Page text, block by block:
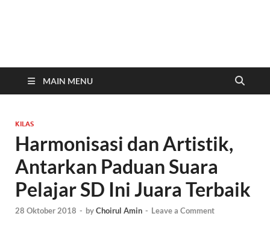
MAIN MENU
KILAS
Harmonisasi dan Artistik,
Antarkan Paduan Suara
Pelajar SD Ini Juara Terbaik
28 Oktober 2018 - byChoirul Amin - Leave a Comment